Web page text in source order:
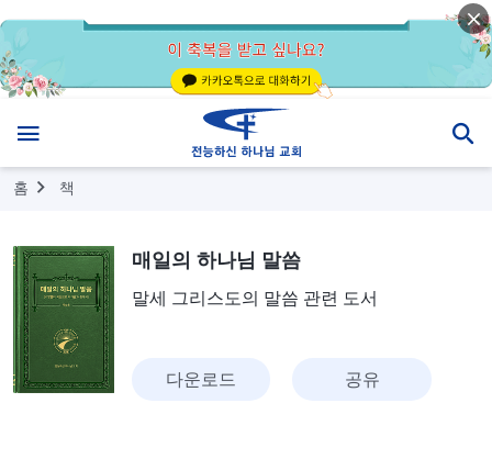
홈 책
매일의 하나님 말씀
말세 그리스도의 말씀 관련 도서
다운로드 공유